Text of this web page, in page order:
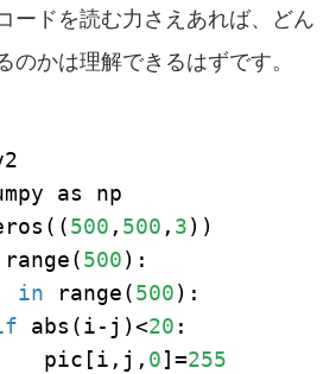
ードを読む力さえあれば、どん
のかは理解できるはずです。
as np
500 , 500 , 3
range(500):
in range(500):
abs(i-j)<20 :
pic[i,j,
0]=255